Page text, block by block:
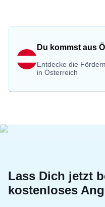
Du kommst aus
Entdecke die
in Österreich
Lass Dich jetzt
kostenloses